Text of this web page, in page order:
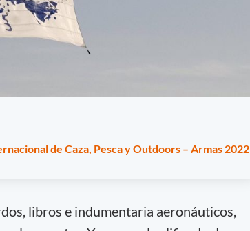
de Caza, Pesca y Outdoors – Armas 2022
libros e indumentaria aeronáuticos,